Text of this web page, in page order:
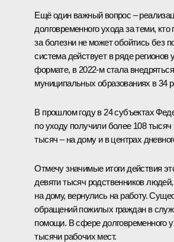
Ещё один важный вопрос –
долговременного ухода за теми, кто
за болезни не может обойтись без
система действует в ряде регионов
формате, в 2022-м стала
муниципальных образованиях в 34
В прошлом году в 24 субъектах
по уходу получили более 108
тысяч – на дому и в центрах
Отмечу значимые итоги действия
девяти тысяч родственников
на дому, вернулись на работу.
обращений пожилых граждан в
помощи. В сфере долговременного
тысячи рабочих мест.